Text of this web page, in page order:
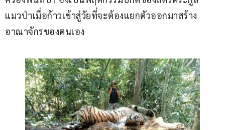
แมวป่าเมื่อก้าวเข้าสู่วัยที่จะต้องแยกตัวออกมาสร้าง
อาณาจักรของตนเอง